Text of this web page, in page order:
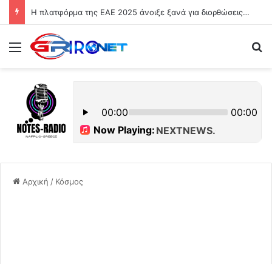
Η πλατφόρμα της ΕΑΕ 2025 άνοιξε ξανά για διορθώσεις και συμπληρώσεις από τους παραγωγούς
Μενού
Αρχική / Κόσμος